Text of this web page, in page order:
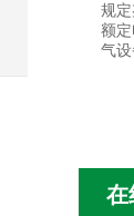
规
额
气
在